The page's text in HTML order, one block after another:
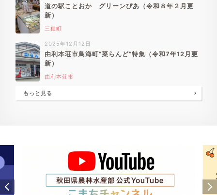
道の駅ことおか グリーンぴあ（令和８年２月更
新）
三種町
2025年12月12日
由利本荘市鳥海町”菜らんど”特集（令和7年12月更
新）
由利本荘市
もっと見る